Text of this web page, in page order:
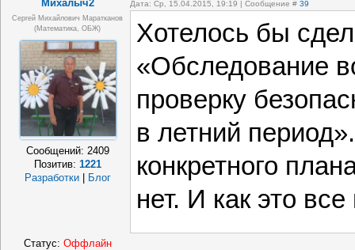
Михалыч2 Дата: Ср, 15.04.2015, 19:19 | Сообщение # 39
Сергей Михайлович Маратканов
(математика, ОБЖ)
Сообщений: 2409
Позитив: 1221
Разработки
Блог
Хотелось бы
«Обследование
проверку
в летний
конкретного
нет. И как это
Статус: Оффлайн